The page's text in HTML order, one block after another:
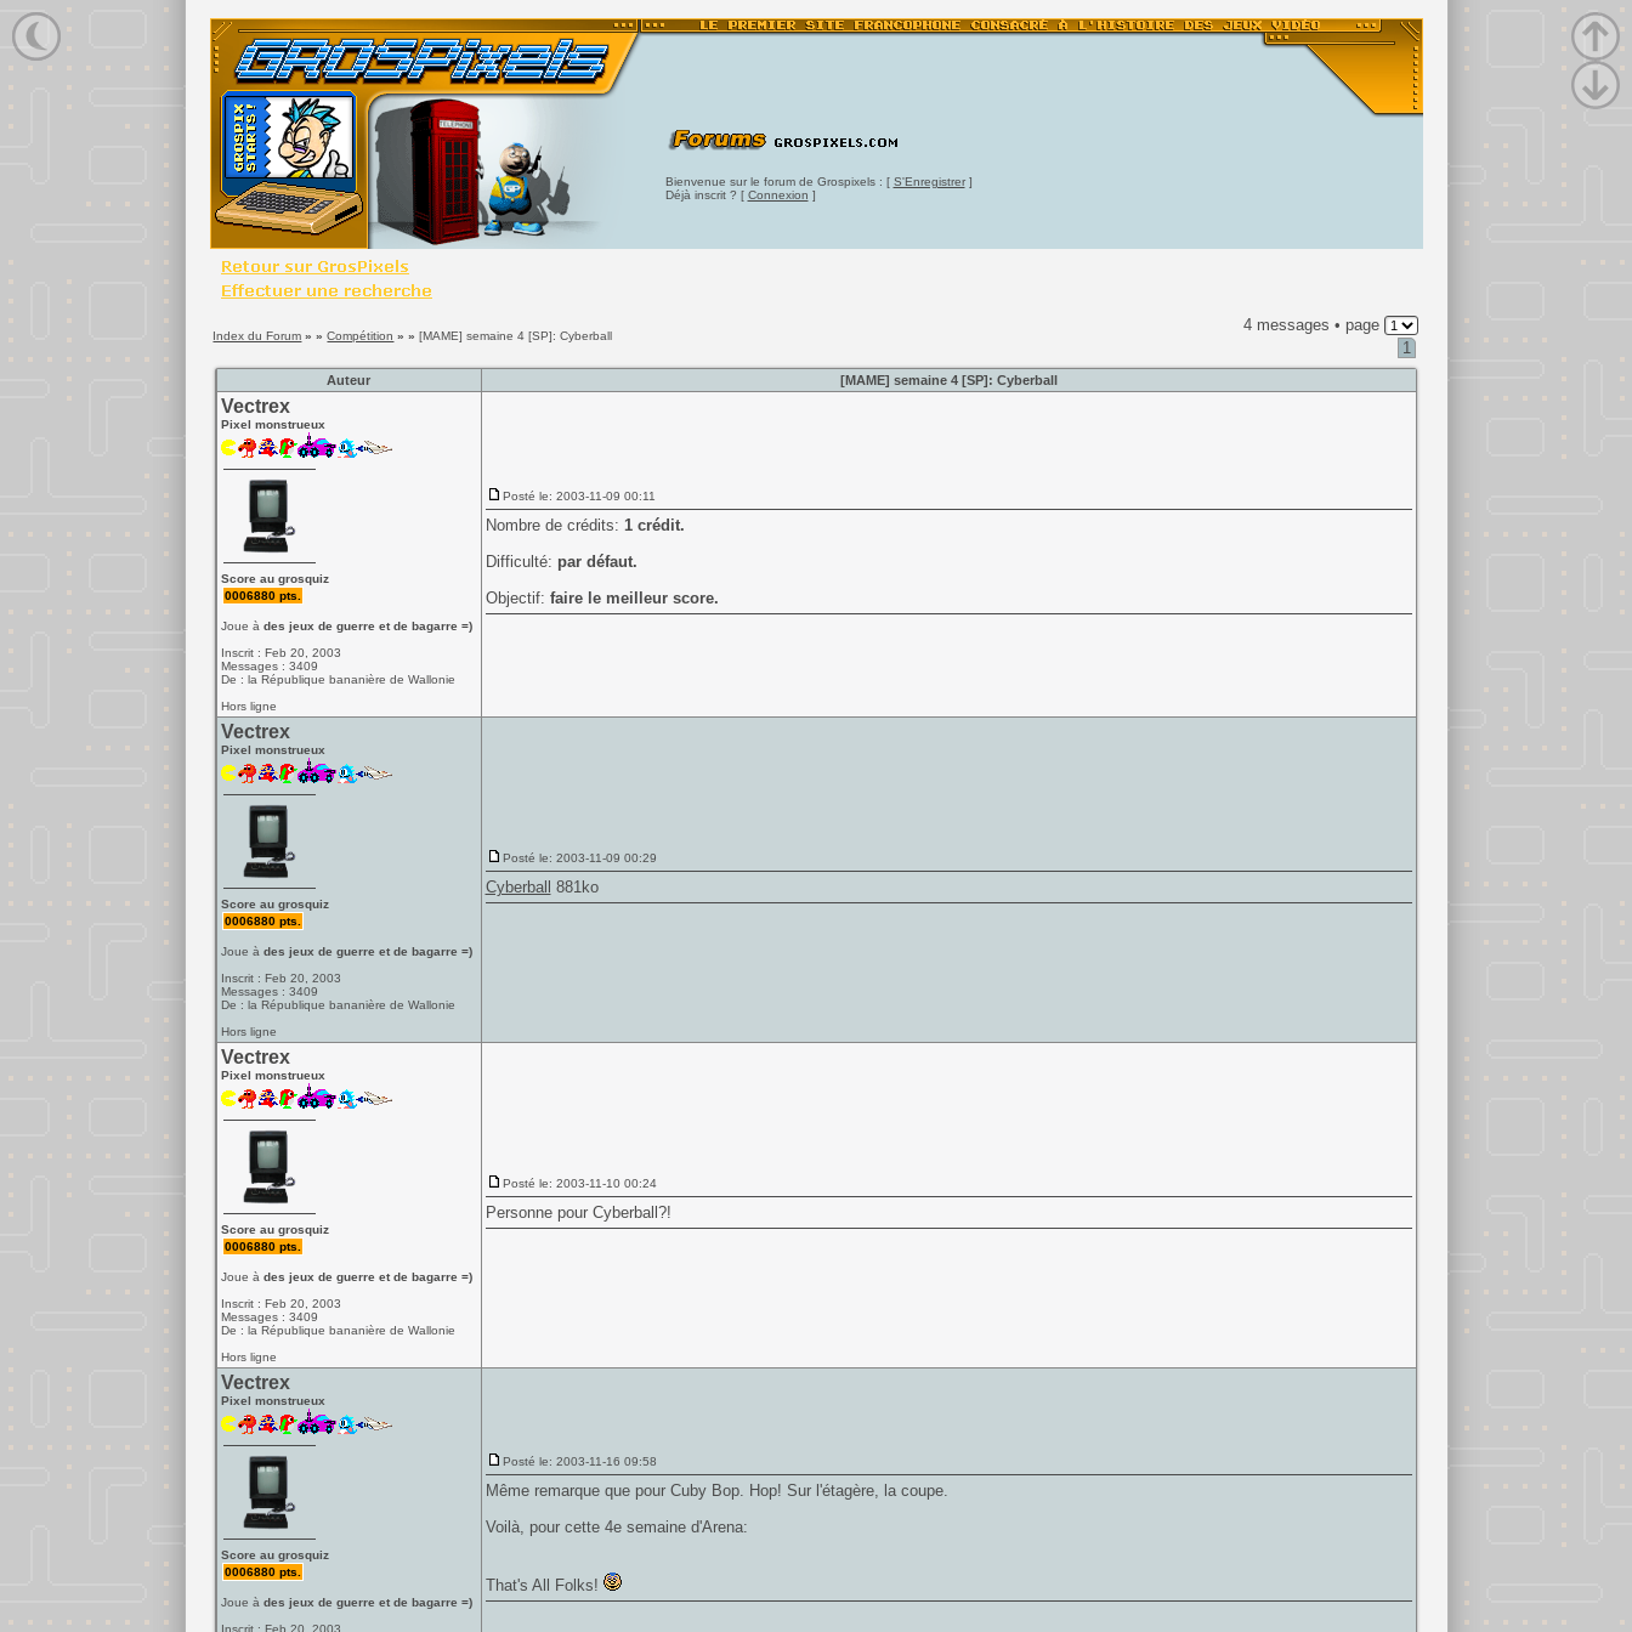
Bienvenue sur le forum de Grospixels : [ S'Enregistrer]
Déjà inscrit ? [ Connexion ]
Index du Forum » »Compétition » »[MAME] semaine 4 [SP]: Cyberball
4 messages • page
1
Auteur [MAME] semaine 4 [SP]: Cyberball
Vectrex
Pixel monstrueux
Score au grosquiz
0006880 pts.
Joue à des jeux de guerre et de bagarre =)
Inscrit : Feb 20, 2003
Messages : 3409
De : la République bananière de Wallonie
Hors ligne
Posté le: 2003-11-09 00:11
Nombre de crédits: 1 crédit.
Difficulté: par défaut.
Objectif: faire le meilleur score.
Vectrex
Pixel monstrueux
Score au grosquiz
0006880 pts.
Joue à des jeux de guerre et de bagarre =)
Inscrit : Feb 20, 2003
Messages : 3409
De : la République bananière de Wallonie
Hors ligne
Posté le: 2003-11-09 00:29
Cyberball 881ko
Vectrex
Pixel monstrueux
Score au grosquiz
0006880 pts.
Joue à des jeux de guerre et de bagarre =)
Inscrit : Feb 20, 2003
Messages : 3409
De : la République bananière de Wallonie
Hors ligne
Posté le: 2003-11-10 00:24
Personne pour Cyberball?!
Vectrex
Pixel monstrueux
Score au grosquiz
0006880 pts.
Joue à des jeux de guerre et de bagarre =)
Inscrit : Feb 20, 2003
Posté le: 2003-11-16 09:58
Même remarque que pour Cuby Bop. Hop! Sur l'étagère, la coupe.
Voilà, pour cette 4e semaine d'Arena:
That's All Folks!